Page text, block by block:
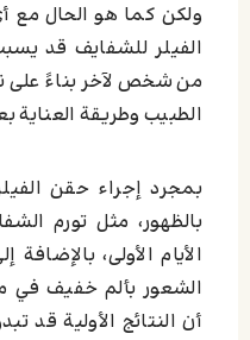
ولكن كما هو الحال مع
الفيلر للشفايف قد
من شخص لآخر بناءً على
الطبيب وطريقة العناية
بمجرد إجراء حقن
بالظهور، مثل تورم
الأيام الأولى،
الشعور بألم خفيف في
أن النتائج الأولية قد